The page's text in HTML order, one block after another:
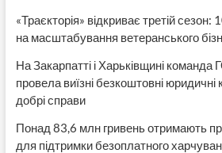
«Траєкторія» відкриває третій сезон:
на масштабування ветеранського
На Закарпатті і Харьківщині
провела виїзні безкоштовні юридичні
добрі справи
Понад 83,6 млн гривень отримають
для підтримки безоплатного